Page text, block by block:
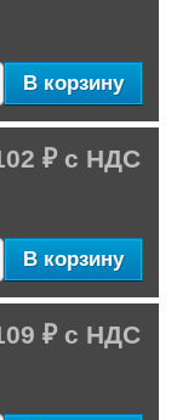
В корзину
₽
В корзину
₽